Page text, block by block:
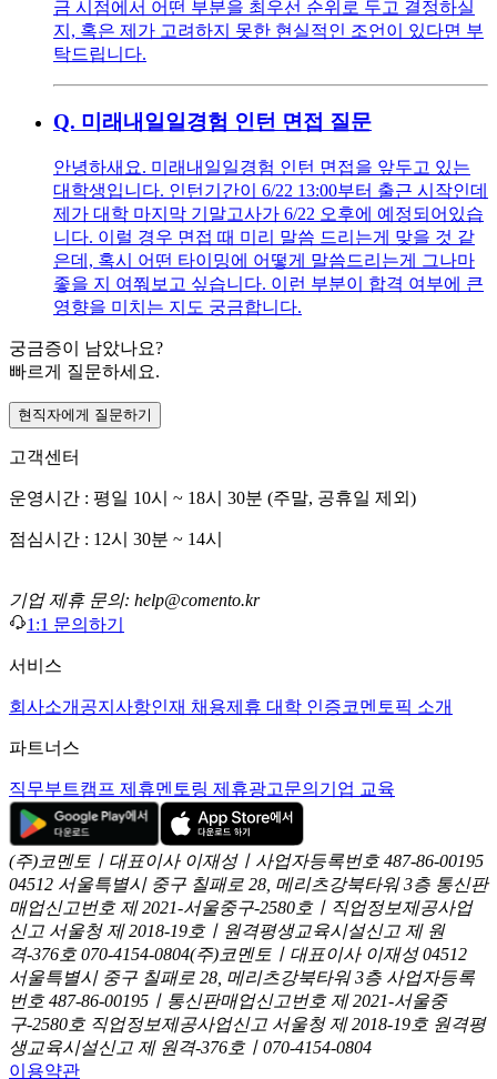
금 시점에서 어떤 부분을 최우선 순위로 두고 결정하실
지, 혹은 제가 고려하지 못한 현실적인 조언이 있다면 부
탁드립니다.
Q. 미래내일일경험 인턴 면접 질문
안녕하새요. 미래내일일경험 인턴 면접을 앞두고 있는
대학생입니다. 인턴기간이 6/22 13:00부터 출근 시작인데
제가 대학 마지막 기말고사가 6/22 오후에 예정되어있습
니다. 이럴 경우 면접 때 미리 말씀 드리는게 맞을 것 같
은데, 혹시 어떤 타이밍에 어떻게 말씀드리는게 그나마
좋을 지 여쭤보고 싶습니다. 이런 부분이 합격 여부에 큰
영향을 미치는 지도 궁금합니다.
궁금증이 남았나요?
빠르게 질문하세요.
현직자에게 질문하기
고객센터
운영시간 : 평일 10시 ~ 18시 30분 (주말, 공휴일 제외)
점심시간 : 12시 30분 ~ 14시
기업 제휴 문의: help@comento.kr
1:1 문의하기
서비스
회사소개 공지사항인재 채용제휴 대학 인증코멘토픽 소개
파트너스
직무부트캠프 제휴멘토링 제휴광고문의 기업 교육
(주)코멘토ㅣ대표이사 이재성ㅣ사업자등록번호 487-86-00195
04512 서울특별시 중구 칠패로 28, 메리츠강북타워 3층 통신판
매업신고번호 제 2021-서울중구-2580호ㅣ직업정보제공사업
신고 서울청 제 2018-19호ㅣ원격평생교육시설신고 제 원
격-376호 070-4154-0804(주)코멘토ㅣ대표이사 이재성 04512
서울특별시 중구 칠패로 28, 메리츠강북타워 3층 사업자등록
번호 487-86-00195ㅣ통신판매업신고번호 제 2021-서울중
구-2580호 직업정보제공사업신고 서울청 제 2018-19호 원격평
생교육시설신고 제 원격-376호ㅣ070-4154-0804
이용약관